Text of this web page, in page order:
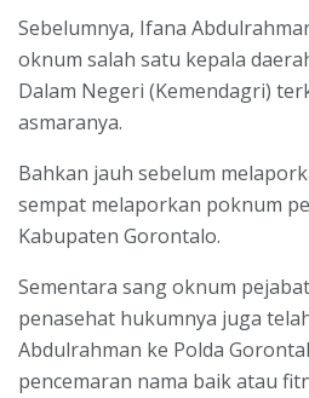
Sebelumnya, Ifana
oknum salah satu kepala
Dalam Negeri (Kemendagri)
asmaranya.
Bahkan jauh sebelum
sempat melaporkan poknum
Kabupaten Gorontalo.
Sementara sang oknum
penasehat hukumnya juga
Abdulrahman ke Polda
pencemaran nama baik atau